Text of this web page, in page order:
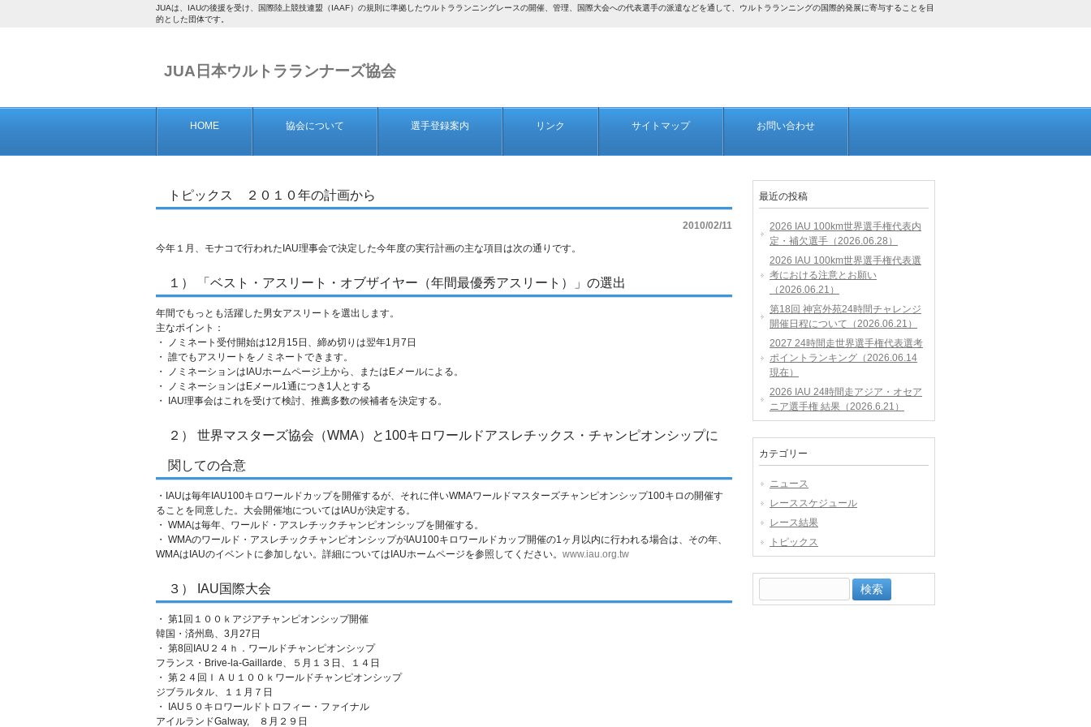
JUAは、IAUの後援を受け、国際陸上競技連盟（IAAF）の規則に準拠したウルトラランニングレースの開催、管理、国際大会への代表選手の派遣などを通して、ウルトラランニングの国際的発展に寄与することを目
的とした団体です。
JUA日本ウルトラランナーズ協会
HOME 協会について 選手登録案内 リンク サイトマップ お問い合わせ
トピックス ２０１０年の計画から
2010/02/11
今年１月、モナコで行われたIAU理事会で決定した今年度の実行計画の主な項目は次の通りです。
１） 「ベスト・アスリート・オブザイヤー（年間最優秀アスリート）」の選出
年間でもっとも活躍した男女アスリートを選出します。
主なポイント：
・ ノミネート受付開始は12月15日、締め切りは翌年1月7日
・ 誰でもアスリートをノミネートできます。
・ ノミネーションはIAUホームページ上から、またはEメールによる。
・ ノミネーションはEメール1通につき1人とする
・ IAU理事会はこれを受けて検討、推薦多数の候補者を決定する。
２） 世界マスターズ協会（WMA）と100キロワールドアスレチックス・チャンピオンシップに
関しての合意
・IAUは毎年IAU100キロワールドカップを開催するが、それに伴いWMAワールドマスターズチャンピオンシップ100キロの開催す
ることを同意した。大会開催地についてはIAUが決定する。
・ WMAは毎年、ワールド・アスレチックチャンピオンシップを開催する。
・ WMAのワールド・アスレチックチャンピオンシップがIAU100キロワールドカップ開催の1ヶ月以内に行われる場合は、その年、
WMAはIAUのイベントに参加しない。詳細についてはIAUホームページを参照してください。 www.iau.org.tw
３） IAU国際大会
・ 第1回１００ｋアジアチャンピオンシップ開催
韓国・済州島、3月27日
・ 第8回IAU２４ｈ．ワールドチャンピオンシップ
フランス・Brive-la-Gaillarde、５月１３日、１４日
・ 第２４回ＩＡＵ１００ｋワールドチャンピオンシップ
ジブラルタル、１１月７日
・ IAU５０キロワールドトロフィー・ファイナル
アイルランドGalway, ８月２９日
最近の投稿
2026 IAU 100km世界選手権代表内
定・補欠選手（2026.06.28）
2026 IAU 100km世界選手権代表選
考における注意とお願い
（2026.06.21）
第18回 神宮外苑24時間チャレンジ
開催日程について（2026.06.21）
2027 24時間走世界選手権代表選考
ポイントランキング（2026.06.14
現在）
2026 IAU 24時間走アジア・オセア
ニア選手権 結果（2026.6.21）
カテゴリー
ニュース
レーススケジュール
レース結果
トピックス
索: